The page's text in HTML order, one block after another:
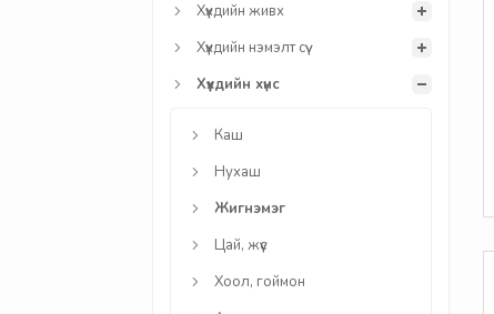
Хүүхдийн живх
Хүүхдийн нэмэлт сүү
Хүүхдийн хүнс
Каш
Нухаш
Жигнэмэг
Цай, жүүс
Хоол, гоймон